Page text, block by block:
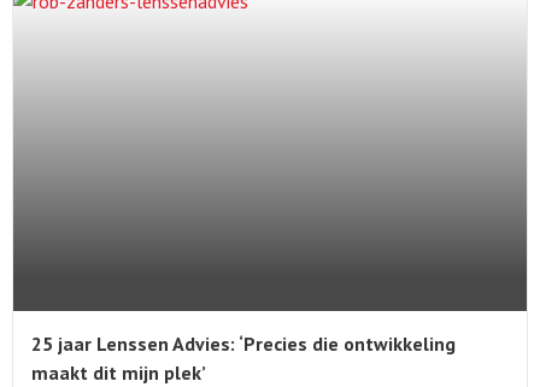
25 jaar Lenssen Advies: ‘Precies die ontwikkeling
maakt dit mijn plek’